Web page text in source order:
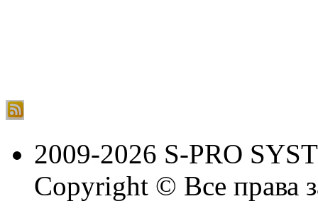
2009-2026 S-PRO
Copyright © Все права